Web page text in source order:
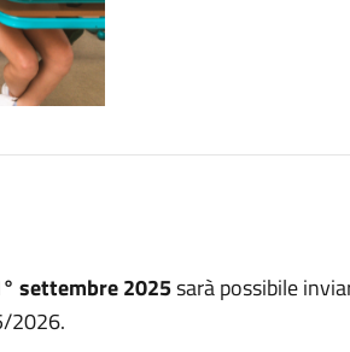
settembre 2025sarà possibile
2026.